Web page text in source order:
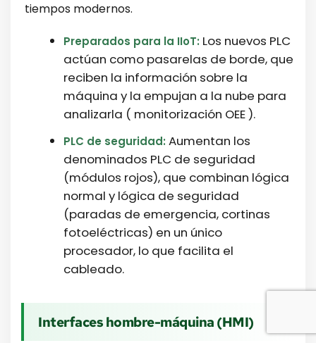
tiempos modernos.
Preparados para la IIoT: Los nuevos PLC
actúan como pasarelas de borde, que
reciben la información sobre la
máquina y la empujan a la nube para
analizarla ( monitorización OEE ).
PLC de seguridad: Aumentan los
denominados PLC de seguridad
(módulos rojos), que combinan lógica
normal y lógica de seguridad
(paradas de emergencia, cortinas
fotoeléctricas) en un único
procesador, lo que facilita el
cableado.
Interfaces hombre-máquina (HMI)